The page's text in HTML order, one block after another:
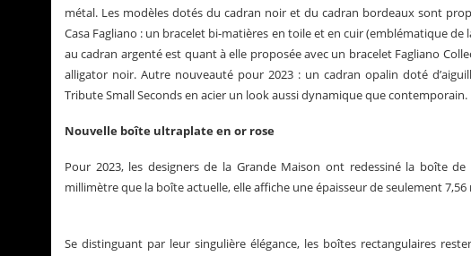
métal. Les modèles dotés du cadran noir et du cadran bordeaux sont
Casa Fagliano : un bracelet bi-matières en toile et en cuir (emblématique
au cadran argenté est quant à elle proposée avec un bracelet Fagliano
alligator noir. Autre nouveauté pour 2023 : un cadran opalin doté
Tribute Small Seconds en acier un look aussi dynamique que contemporain.
Nouvelle boîte ultraplate en or rose
Pour 2023, les designers de la Grande Maison ont redessiné la boîte
millimètre que la boîte actuelle, elle affiche une épaisseur de seulement
Se distinguant par leur singulière élégance, les boîtes rectangulaires
Santos de Cartier Le business des montres en 2025